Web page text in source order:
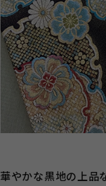
華やかな黒地の上